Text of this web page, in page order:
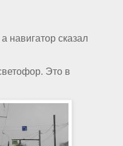
навигатор сказал
Это в